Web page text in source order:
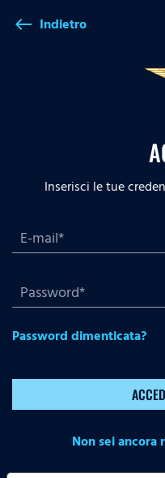
west Indietro
Inserisci le tue
Password dimenticata?
Non sei ancora